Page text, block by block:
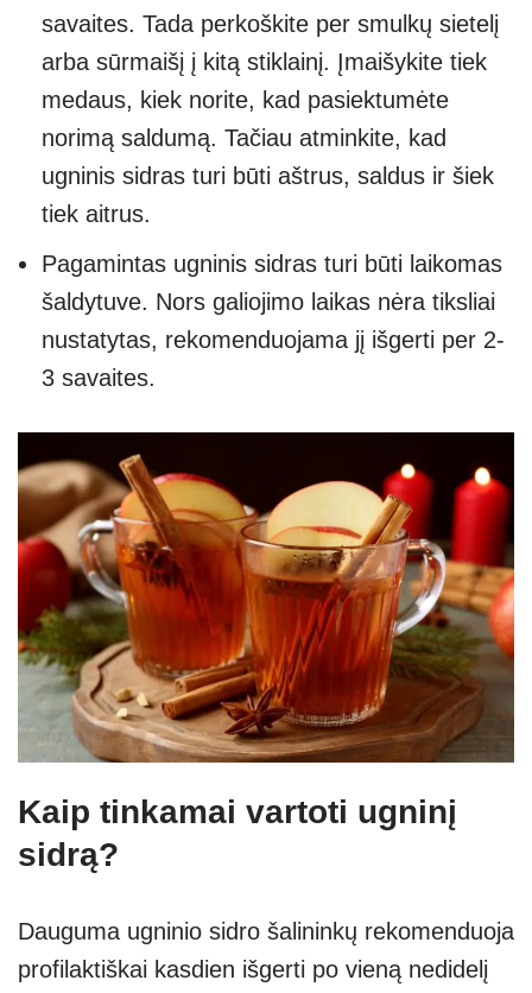
savaites. Tada perkoškite per smulkų sietelį
arba sūrmaišį į kitą stiklainį. Įmaišykite tiek
medaus, kiek norite, kad pasiektumėte
norimą saldumą. Tačiau atminkite, kad
ugninis sidras turi būti aštrus, saldus ir šiek
tiek aitrus.
Pagamintas ugninis sidras turi būti laikomas
šaldytuve. Nors galiojimo laikas nėra tiksliai
nustatytas, rekomenduojama jį išgerti per 2-
3 savaites.
Kaip tinkamai vartoti ugninį
sidrą?
Dauguma ugninio sidro šalininkų rekomenduoja
profilaktiškai kasdien išgerti po vieną nedidelį